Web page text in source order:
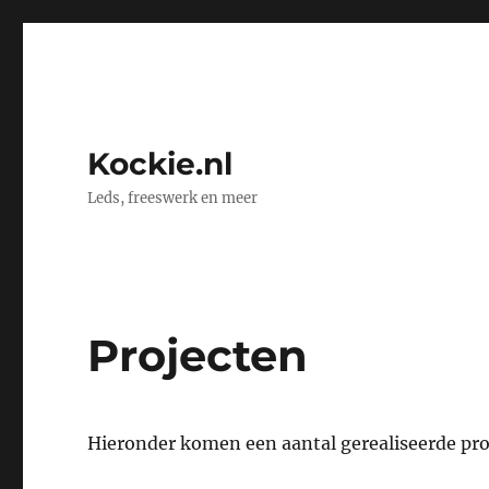
Kockie.nl
Leds, freeswerk en meer
Projecten
Hieronder komen een aantal gerealiseerde